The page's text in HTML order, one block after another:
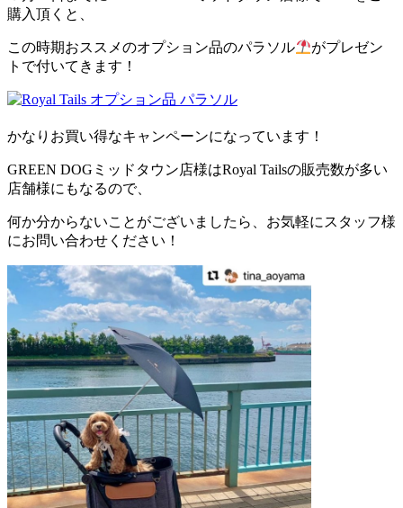
購入頂くと、
この時期おススメのオプション品のパラソル
がプレゼン
トで付いてきます！
かなりお買い得なキャンペーンになっています！
GREEN DOGミッドタウン店様はRoyal Tailsの販売数が多い
店舗様にもなるので、
何か分からないことがございましたら、お気軽にスタッフ様
にお問い合わせください！